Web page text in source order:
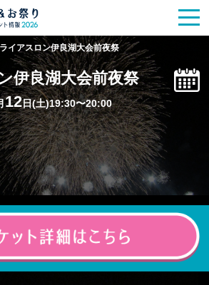
花火大会
HANABITOの道
有料観覧席販売一覧
ポスター一覧
SPICEレポート記事
今週末開催花火・祭一覧
TOP
ライアスロン伊良湖大会前夜祭
伊良湖大会前夜祭
12日(土)19:30〜20:00